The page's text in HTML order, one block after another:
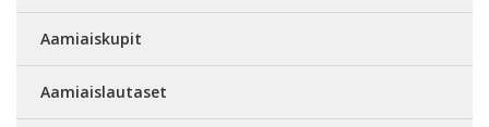
Aamiaiskupit
Aamiaislautaset